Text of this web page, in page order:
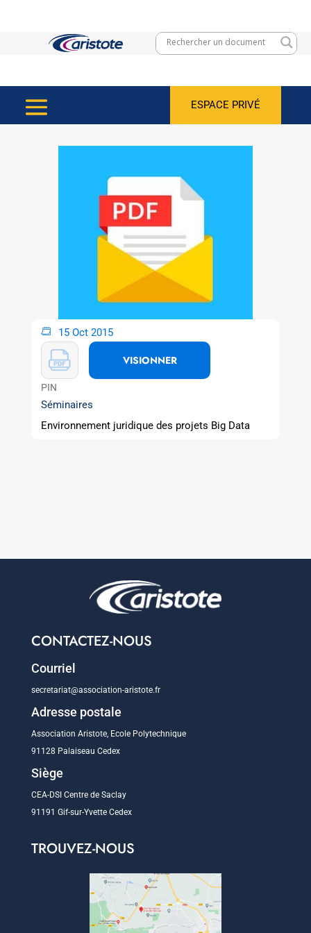
ESPACE PRIVÉ
15 Oct 2015
VISIONNER
PIN
Séminaires
Environnement juridique des projets Big Data
CONTACTEZ-NOUS
Courriel
secretariat@association-aristote.fr
Adresse postale
Association Aristote, Ecole Polytechnique
91128 Palaiseau Cedex
Siège
CEA-DSI Centre de Saclay
91191 Gif-sur-Yvette Cedex
TROUVEZ-NOUS